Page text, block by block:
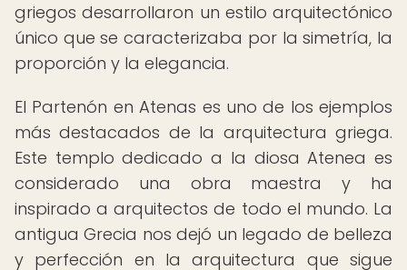
griegos desarrollaron un estilo arquitectónico
único que se caracterizaba por la simetría, la
proporción y la elegancia.
El Partenón en Atenas es uno de los ejemplos
más destacados de la arquitectura griega.
Este templo dedicado a la diosa Atenea es
considerado una obra maestra y ha
inspirado a arquitectos de todo el mundo. La
antigua Grecia nos dejó un legado de belleza
y perfección en la arquitectura que sigue